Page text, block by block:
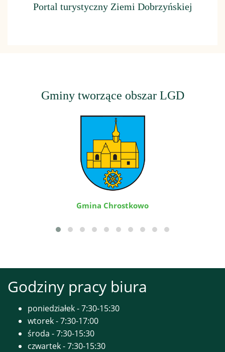
Portal turystyczny Ziemi Dobrzyńskiej
Gminy tworzące obszar LGD
Gmina Chrostkowo
Godziny pracy biura
poniedziałek - 7:30-15:30
wtorek - 7:30-17:00
środa - 7:30-15:30
czwartek - 7:30-15:30